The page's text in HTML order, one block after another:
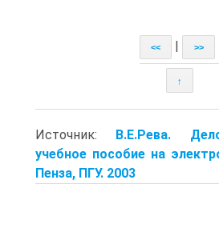
<< >>
↑
Источник: В.Е.Рева.
учебное пособие на
Пенза, ПГУ. 2003